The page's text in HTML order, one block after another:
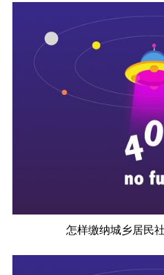
怎样缴纳城乡居民